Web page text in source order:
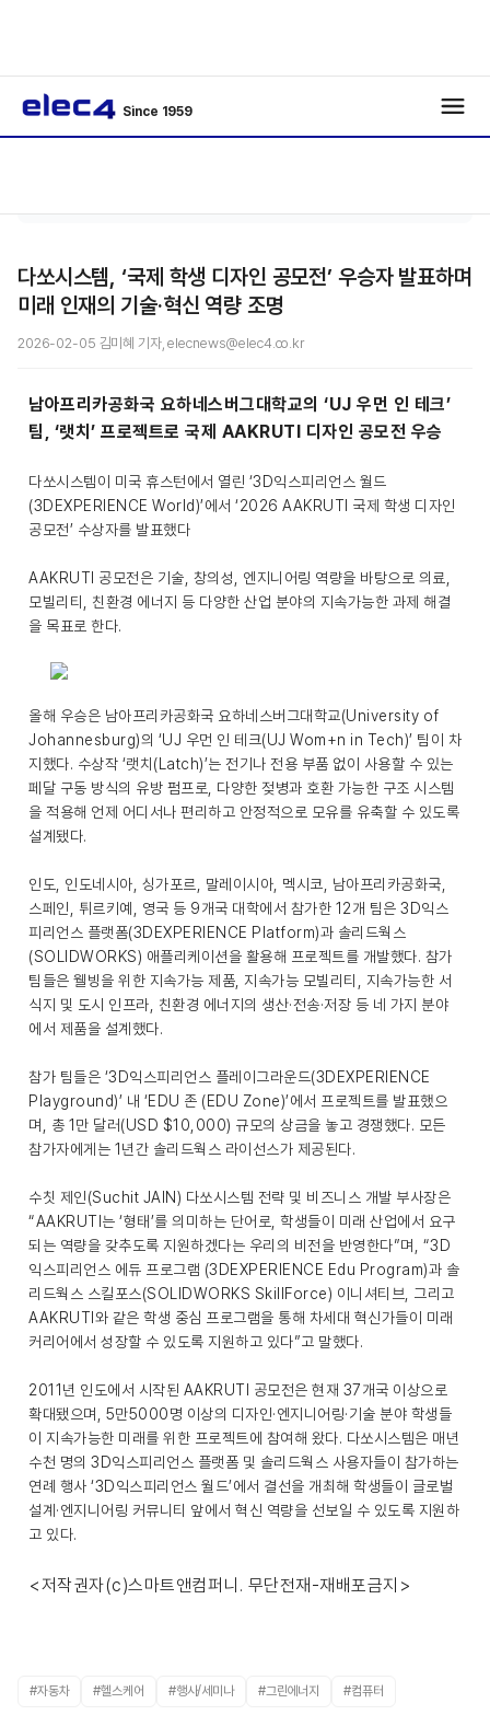
Since 1959
다쏘시스템, ‘국제 학생 디자인 공모전’ 우승자 발표하며
미래 인재의 기술·혁신 역량 조명
2026-02-05 김미혜 기자, elecnews@elec4.co.kr
남아프리카공화국 요하네스버그대학교의 ‘UJ 우먼 인 테크’
팀, ‘랫치’ 프로젝트로 국제 AAKRUTI 디자인 공모전 우승
다쏘시스템이 미국 휴스턴에서 열린 ‘3D익스피리언스 월드
(3DEXPERIENCE World)’에서 ‘2026 AAKRUTI 국제 학생 디자인
공모전’ 수상자를 발표했다
AAKRUTI 공모전은 기술, 창의성, 엔지니어링 역량을 바탕으로 의료,
모빌리티, 친환경 에너지 등 다양한 산업 분야의 지속가능한 과제 해결
을 목표로 한다.
올해 우승은 남아프리카공화국 요하네스버그대학교(University of
Johannesburg)의 ‘UJ 우먼 인 테크(UJ Wom+n in Tech)’ 팀이 차
지했다. 수상작 ‘랫치(Latch)’는 전기나 전용 부품 없이 사용할 수 있는
페달 구동 방식의 유방 펌프로, 다양한 젖병과 호환 가능한 구조 시스템
을 적용해 언제 어디서나 편리하고 안정적으로 모유를 유축할 수 있도록
설계됐다.
인도, 인도네시아, 싱가포르, 말레이시아, 멕시코, 남아프리카공화국,
스페인, 튀르키예, 영국 등 9개국 대학에서 참가한 12개 팀은 3D익스
피리언스 플랫폼(3DEXPERIENCE Platform)과 솔리드웍스
(SOLIDWORKS) 애플리케이션을 활용해 프로젝트를 개발했다. 참가
팀들은 웰빙을 위한 지속가능 제품, 지속가능 모빌리티, 지속가능한 서
식지 및 도시 인프라, 친환경 에너지의 생산·전송·저장 등 네 가지 분야
에서 제품을 설계했다.
참가 팀들은 ‘3D익스피리언스 플레이그라운드(3DEXPERIENCE
Playground)’ 내 ‘EDU 존 (EDU Zone)’에서 프로젝트를 발표했으
며, 총 1만 달러(USD $10,000) 규모의 상금을 놓고 경쟁했다. 모든
참가자에게는 1년간 솔리드웍스 라이선스가 제공된다.
수칫 제인(Suchit JAIN) 다쏘시스템 전략 및 비즈니스 개발 부사장은
“AAKRUTI는 ‘형태’를 의미하는 단어로, 학생들이 미래 산업에서 요구
되는 역량을 갖추도록 지원하겠다는 우리의 비전을 반영한다”며, “3D
익스피리언스 에듀 프로그램 (3DEXPERIENCE Edu Program)과 솔
리드웍스 스킬포스(SOLIDWORKS SkillForce) 이니셔티브, 그리고
AAKRUTI와 같은 학생 중심 프로그램을 통해 차세대 혁신가들이 미래
커리어에서 성장할 수 있도록 지원하고 있다”고 말했다.
2011년 인도에서 시작된 AAKRUTI 공모전은 현재 37개국 이상으로
확대됐으며, 5만5000명 이상의 디자인·엔지니어링·기술 분야 학생들
이 지속가능한 미래를 위한 프로젝트에 참여해 왔다. 다쏘시스템은 매년
수천 명의 3D익스피리언스 플랫폼 및 솔리드웍스 사용자들이 참가하는
연례 행사 ‘3D익스피리언스 월드’에서 결선을 개최해 학생들이 글로벌
설계·엔지니어링 커뮤니티 앞에서 혁신 역량을 선보일 수 있도록 지원하
고 있다.
<저작권자(c)스마트앤컴퍼니. 무단전재-재배포금지>
#자동차 #헬스케어 #행사/세미나 #그린에너지 #컴퓨터